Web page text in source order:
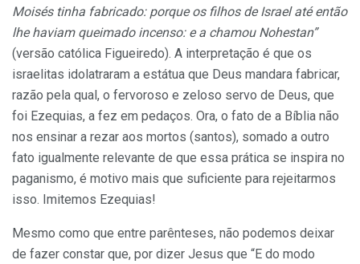
Moisés tinha fabricado: porque os filhos de Israel até então
lhe haviam queimado incenso: e a chamou Nohestan”
(versão católica Figueiredo). A interpretação é que os
israelitas idolatraram a estátua que Deus mandara fabricar,
razão pela qual, o fervoroso e zeloso servo de Deus, que
foi Ezequias, a fez em pedaços. Ora, o fato de a Bíblia não
nos ensinar a rezar aos mortos (santos), somado a outro
fato igualmente relevante de que essa prática se inspira no
paganismo, é motivo mais que suficiente para rejeitarmos
isso. Imitemos Ezequias!
Mesmo como que entre parênteses, não podemos deixar
de fazer constar que, por dizer Jesus que “E do modo